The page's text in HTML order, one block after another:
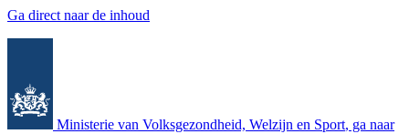
Ga direct naar de inhoud
Ministerie van Volksgezondheid, Welzijn en Sport, ga naar